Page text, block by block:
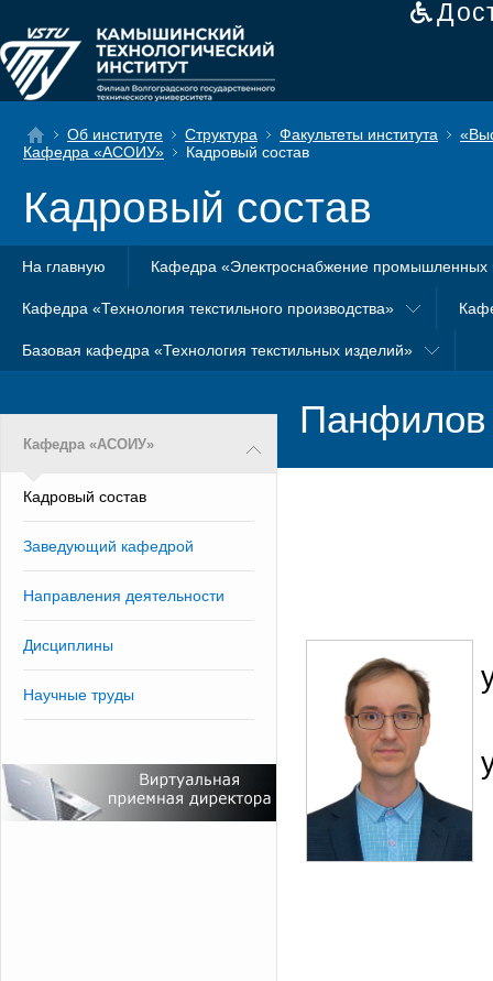
Об институте Структура Факультеты института
Кафедра «АСОИУ»
Кадровый состав
Кадровый состав
На главную Кафедра «Электроснабжение промышленных
Кафедра «Технология текстильного производства»
Базовая кафедра «Технология текстильных изделий»
Кафедра «АСОИУ»
Кадровый состав
Заведующий кафедрой
Направления деятельности
Дисциплины
Научные труды
Панфилов